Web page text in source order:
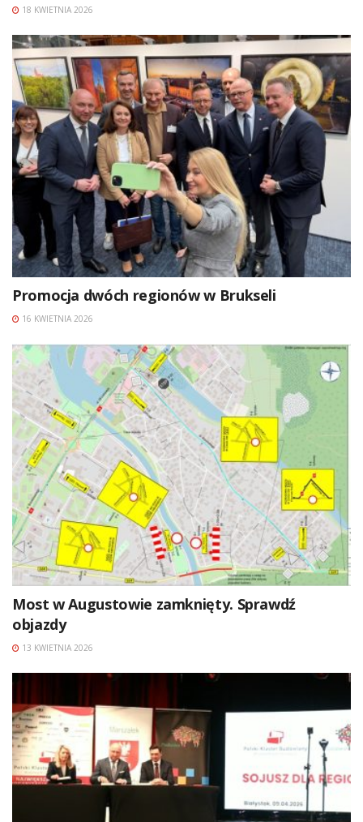
18 KWIETNIA 2026
Promocja dwóch regionów w Brukseli
16 KWIETNIA 2026
Most w Augustowie zamknięty. Sprawdź
objazdy
13 KWIETNIA 2026